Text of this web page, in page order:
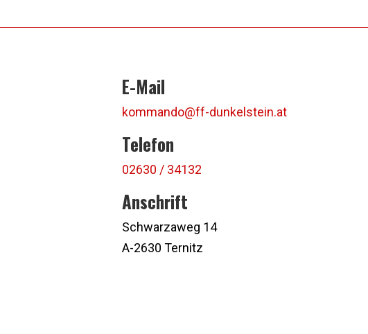
E-Mail
kommando@ff-dunkelstein.at
Telefon
02630 / 34132
Anschrift
Schwarzaweg 14
A-2630 Ternitz